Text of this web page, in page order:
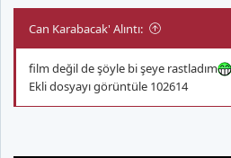
Can Karabacak' Alıntı:
film değil de şöyle bi şeye rastladım
Ekli dosyayı görüntüle 102614